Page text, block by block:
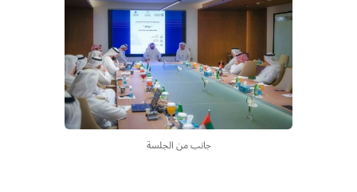
جانب من الجلسة